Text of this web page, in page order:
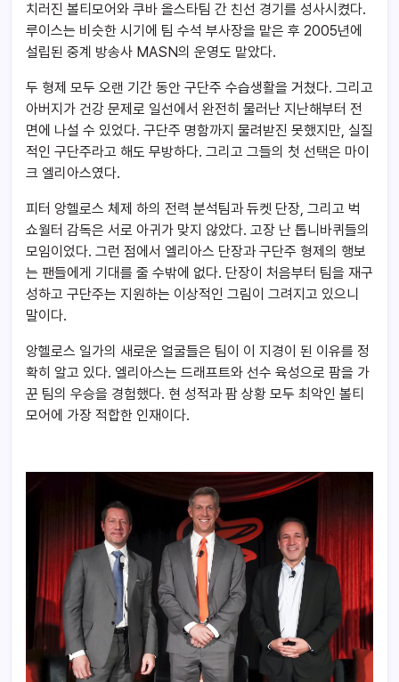
치러진 볼티모어와 쿠바 올스타팀 간 친선 경기를 성사시켰다.
루이스는 비슷한 시기에 팀 수석 부사장을 맡은 후 2005년에
설립된 중계 방송사 MASN의 운영도 맡았다.
두 형제 모두 오랜 기간 동안 구단주 수습생활을 거쳤다. 그리고
아버지가 건강 문제로 일선에서 완전히 물러난 지난해부터 전
면에 나설 수 있었다. 구단주 명함까지 물려받진 못했지만, 실질
적인 구단주라고 해도 무방하다. 그리고 그들의 첫 선택은 마이
크 엘리아스였다.
피터 앙헬로스 체제 하의 전력 분석팀과 듀켓 단장, 그리고 벅
쇼월터 감독은 서로 아귀가 맞지 않았다. 고장 난 톱니바퀴들의
모임이었다. 그런 점에서 엘리아스 단장과 구단주 형제의 행보
는 팬들에게 기대를 줄 수밖에 없다. 단장이 처음부터 팀을 재구
성하고 구단주는 지원하는 이상적인 그림이 그려지고 있으니
말이다.
앙헬로스 일가의 새로운 얼굴들은 팀이 이 지경이 된 이유를 정
확히 알고 있다. 엘리아스는 드래프트와 선수 육성으로 팜을 가
꾼 팀의 우승을 경험했다. 현 성적과 팜 상황 모두 최악인 볼티
모어에 가장 적합한 인재이다.